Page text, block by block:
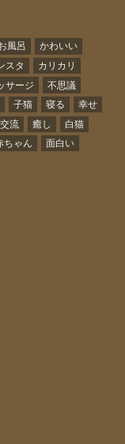
風呂
かわいい
スタ
カリカリ
サージ
不思議
子猫 寝る
幸せ
流 癒し
白猫
ちゃん
面白い